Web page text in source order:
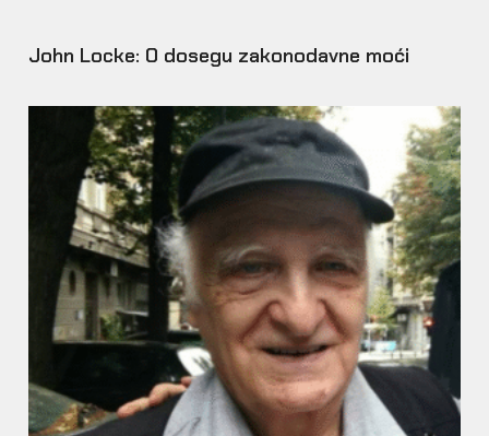
John Locke: O dosegu zakonodavne moći